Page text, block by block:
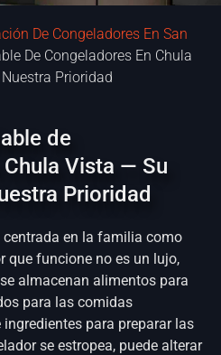
De Congeladores En San
De Congeladores En Chula
Prioridad
de
Vista — Su
Prioridad
en la familia como
que funcione no es un lujo,
almacenan alimentos para
para las comidas
para preparar las
se estropea, puede alterar